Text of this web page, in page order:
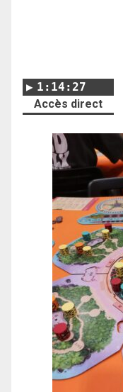
1:14:27
Accès direct